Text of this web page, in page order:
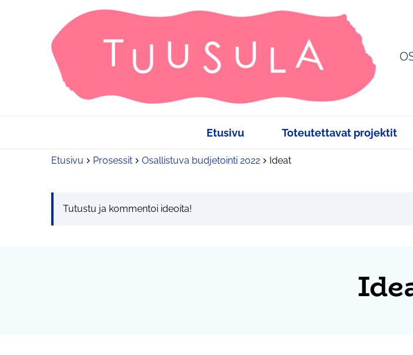
Etusivu Toteutettavat projektit
Etusivu Prosessit Osallistuva budjetointi 2022 Ideat
Tutustu ja kommentoi ideoita!